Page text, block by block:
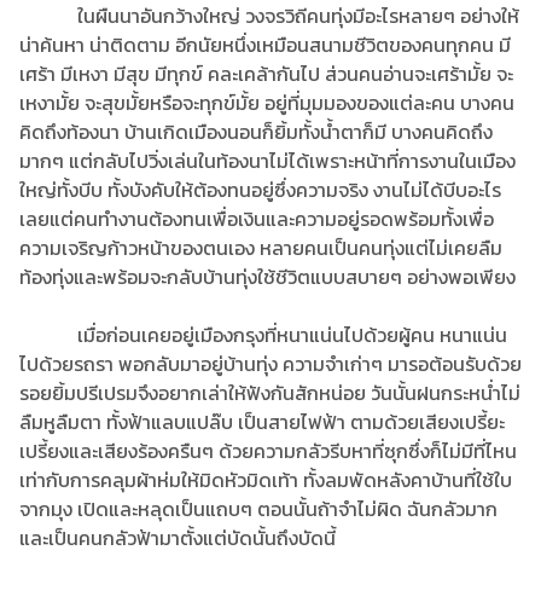
ในผืนนาอันกว้างใหญ่ วงจรวิถีคนทุ่งมีอะไรหลายๆ อย่างให้
น่าค้นหา น่าติดตาม อีกนัยหนึ่งเหมือนสนามชีวิตของคนทุกคน มี
เศร้า มีเหงา มีสุข มีทุกข์ คละเคล้ากันไป ส่วนคนอ่านจะเศร้ามั้ย จะ
เหงามั้ย จะสุขมั้ยหรือจะทุกข์มั้ย อยู่ที่มุมมองของแต่ละคน บางคน
คิดถึงท้องนา บ้านเกิดเมืองนอนก็ยิ้มทั้งน้ำตาก็มี บางคนคิดถึง
มากๆ แต่กลับไปวิ่งเล่นในท้องนาไม่ได้เพราะหน้าที่การงานในเมือง
ใหญ่ทั้งบีบ ทั้งบังคับให้ต้องทนอยู่ซึ่งความจริง งานไม่ได้บีบอะไร
เลยแต่คนทำงานต้องทนเพื่อเงินและความอยู่รอดพร้อมทั้งเพื่อ
ความเจริญก้าวหน้าของตนเอง หลายคนเป็นคนทุ่งแต่ไม่เคยลืม
ท้องทุ่งและพร้อมจะกลับบ้านทุ่งใช้ชีวิตแบบสบายๆ อย่างพอเพียง
เมื่อก่อนเคยอยู่เมืองกรุงที่หนาแน่นไปด้วยผู้คน หนาแน่น
ไปด้วยรถรา พอกลับมาอยู่บ้านทุ่ง ความจำเก่าๆ มารอต้อนรับด้วย
รอยยิ้มปรีเปรมจึงอยากเล่าให้ฟังกันสักหน่อย วันนั้นฝนกระหน่ำไม่
ลืมหูลืมตา ทั้งฟ้าแลบแปล๊บ เป็นสายไฟฟ้า ตามด้วยเสียงเปรี้ยะ
เปรี้ยงและเสียงร้องครืนๆ ด้วยความกลัวรีบหาที่ซุกซึ่งก็ไม่มีที่ไหน
เท่ากับการคลุมผ้าห่มให้มิดหัวมิดเท้า ทั้งลมพัดหลังคาบ้านที่ใช้ใบ
จากมุง เปิดและหลุดเป็นแถบๆ ตอนนั้นถ้าจำไม่ผิด ฉันกลัวมาก
และเป็นคนกลัวฟ้ามาตั้งแต่บัดนั้นถึงบัดนี้